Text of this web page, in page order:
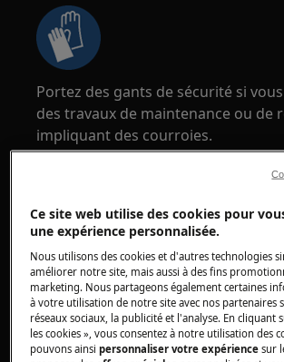
Portez des gants de sécurité si
des travaux de maintenance ou de
impliquant des courroies.
ATTENTION !RISQUE DE
Petites pièces, ne convient pas aux
moins de 3 ans. Gardez toutes les
et l'emballage hors de portée des
Ce site web utilise des cookies pour
une expérience personnalisée.
Nous utilisons des cookies et d'autres technologies
améliorer notre site, mais aussi à des fins
marketing. Nous partageons également certaines
à votre utilisation de notre site avec nos partenaires
réseaux sociaux, la publicité et l'analyse. En cliquant
les cookies », vous consentez à notre utilisation des
pouvons ainsipersonnaliser votre expériencesur